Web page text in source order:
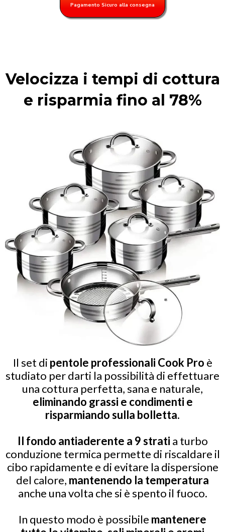
Pagamento Sicuro alla consegna
Velocizza i tempi di cottura
e risparmia fino al 78%
Il set di pentole professionali Cook Pro è
studiato per darti la possibilità di effettuare
una cottura perfetta, sana e naturale,
eliminando grassi e condimenti e
risparmiando sulla bolletta.
Il fondo antiaderente a 9 strati a turbo
conduzione termica permette di riscaldare il
cibo rapidamente e di evitare la dispersione
del calore, mantenendo la temperatura
anche una volta che si è spento il fuoco.
In questo modo è possibile mantenere